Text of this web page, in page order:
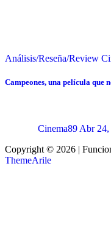
Análisis/Reseña/Review
Campeones, una película que
Cinema89 Abr 24,
Copyright © 2026 |
ThemeArile